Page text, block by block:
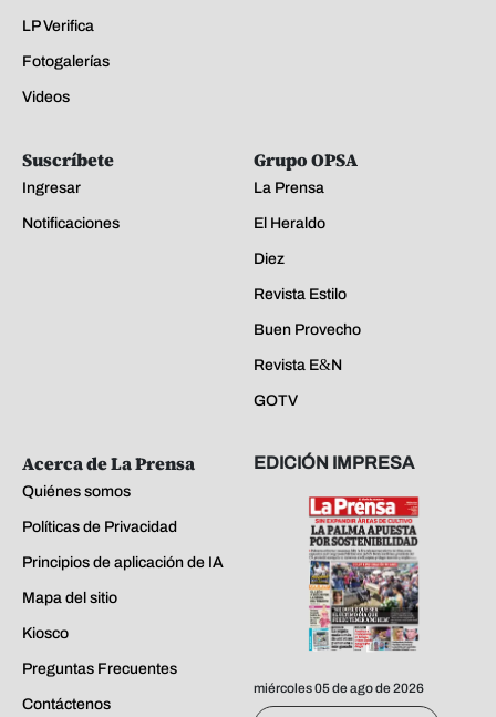
LP Verifica
Fotogalerías
Videos
Suscríbete
Ingresar
Notificaciones
Grupo OPSA
La Prensa
El Heraldo
Diez
Revista Estilo
Buen Provecho
Revista E&N
GOTV
Acerca de La Prensa
Quiénes somos
Políticas de Privacidad
Principios de aplicación de IA
Mapa del sitio
Kiosco
Preguntas Frecuentes
Contáctenos
EDICIÓN IMPRESA
miércoles 05 de ago de 2026